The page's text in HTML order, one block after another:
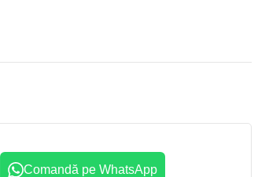
Comandă pe WhatsApp